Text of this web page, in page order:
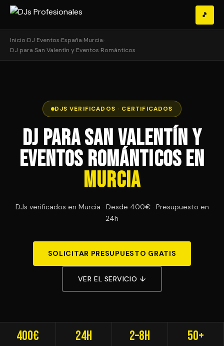
🎵
Inicio›DJ Eventos›España›Murcia›
DJ para San Valentín y Eventos Románticos
DJS VERIFICADOS · CERTIFICADOS
DJ para San Valentín y
Eventos Románticos en
Murcia
DJs verificados en Murcia · Desde 400€ · Presupuesto en
24h
SOLICITAR PRESUPUESTO GRATIS
VER EL SERVICIO ↓
400€ 24h 2–8h 50+